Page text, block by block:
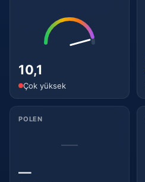
10,1
Çok yüksek
POLEN
—
—